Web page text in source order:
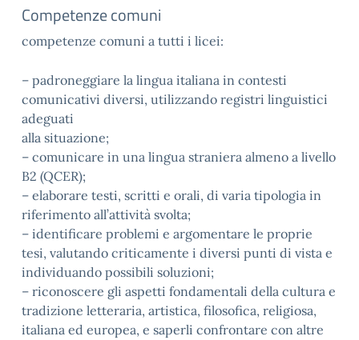
Competenze comuni
competenze comuni a tutti i licei:
– padroneggiare la lingua italiana in contesti
comunicativi diversi, utilizzando registri linguistici
adeguati
alla situazione;
– comunicare in una lingua straniera almeno a livello
B2 (QCER);
– elaborare testi, scritti e orali, di varia tipologia in
riferimento all’attività svolta;
– identificare problemi e argomentare le proprie
tesi, valutando criticamente i diversi punti di vista e
individuando possibili soluzioni;
– riconoscere gli aspetti fondamentali della cultura e
tradizione letteraria, artistica, filosofica, religiosa,
italiana ed europea, e saperli confrontare con altre